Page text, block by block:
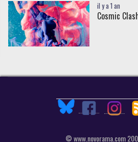
il y a 1 an
Cosmic
© www.novorama.com